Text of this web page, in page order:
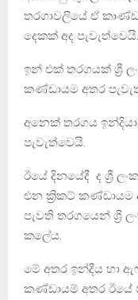
තරගාවලියේ ඒ
දෙකක් අද පැවැත්වෙයි.
ඉන් එක් තරගයක් ශ්‍රී
කණ්ඩායම අතර
අනෙක් තරගය
පැවැත්වෙයි.
ඊයේ දිනයේදී ද ශ්‍රී
එන ක්‍රිකට් කණ්ඩායම
පැවති තරගයෙන් ශ්‍රී
කලේය.
මේ අතර ඉන්දීය හා
කණ්ඩායම් අතර ඊයේ